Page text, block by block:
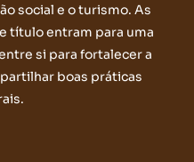
social e o turismo. As
título entram para uma
si para fortalecer a
boas práticas